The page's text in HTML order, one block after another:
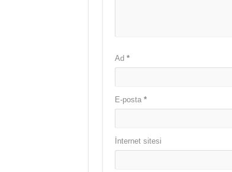
Ad *
E-posta *
İnternet sitesi